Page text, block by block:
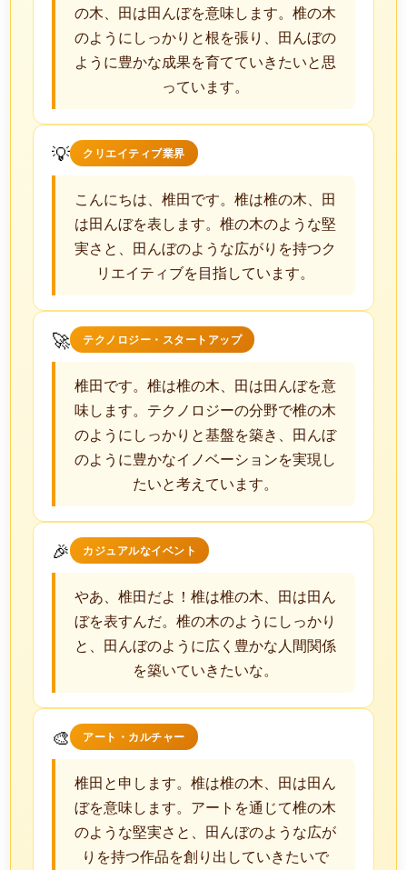
の木、田は田んぼを意味します。椎の木
のようにしっかりと根を張り、田んぼの
ように豊かな成果を育てていきたいと思
っています。
💡 クリエイティブ業界
こんにちは、椎田です。椎は椎の木、田
は田んぼを表します。椎の木のような堅
実さと、田んぼのような広がりを持つク
リエイティブを目指しています。
🚀 テクノロジー・スタートアップ
椎田です。椎は椎の木、田は田んぼを意
味します。テクノロジーの分野で椎の木
のようにしっかりと基盤を築き、田んぼ
のように豊かなイノベーションを実現し
たいと考えています。
🎉 カジュアルなイベント
やあ、椎田だよ！椎は椎の木、田は田ん
ぼを表すんだ。椎の木のようにしっかり
と、田んぼのように広く豊かな人間関係
を築いていきたいな。
🎨 アート・カルチャー
椎田と申します。椎は椎の木、田は田ん
ぼを意味します。アートを通じて椎の木
のような堅実さと、田んぼのような広が
りを持つ作品を創り出していきたいで